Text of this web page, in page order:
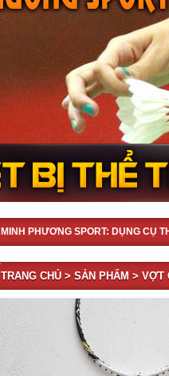
MINH PHƯƠNG SPORT: DỤNG CỤ
TRANG CHỦ > SẢN PHẨM > VỢT